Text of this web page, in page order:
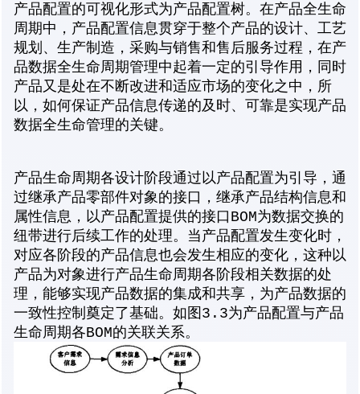
产品配置的可视化形式为产品配置树。在产品全生命
周期中，产品配置信息贯穿于整个产品的设计、工艺
规划、生产制造，采购与销售和售后服务过程，在产
品数据全生命周期管理中起着一定的引导作用，同时
产品又是处在不断改进和适应市场的变化之中，所
以，如何保证产品信息传递的及时、可靠是实现产品
数据全生命管理的关键。
产品生命周期各设计阶段通过以产品配置为引导，通
过继承产品零部件对象的接口，继承产品结构信息和
属性信息，以产品配置提供的接口BOM为数据交换的
纽带进行后续工作的处理。当产品配置发生变化时，
对应各阶段的产品信息也会发生相应的变化，这种以
产品为对象进行产品生命周期各阶段相关数据的处
理，能够实现产品数据的集成和共享，为产品数据的
一致性控制奠定了基础。如图3.3为产品配置与产品
生命周期各BOM的关联关系。